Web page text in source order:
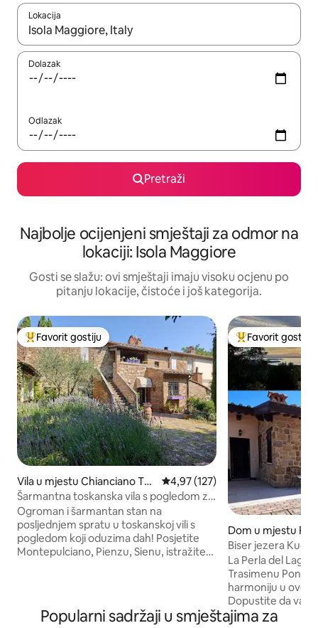
Lokacija
Kad rezultati budu dostupni, krećite se gore i dolje pomoću
Dolazak
Odlazak
Pretraži
Najbolje ocijenjeni smještaji za odmor na
lokaciji: Isola Maggiore
Gosti se slažu: ovi smještaji imaju visoku ocjenu po
pitanju lokacije, čistoće i još kategorija.
Glavni favorit gostiju
Favorit gostiju
Vila u mjestu Chianciano Ter
me
Prosječna ocjena: 4,97 od 5,
4,97 (127)
Šarmantna toskanska vila s pogledom za
porodicu i prijatelje
Ogroman i šarmantan stan na
posljednjem spratu u toskanskoj vili s
pogledom koji oduzima dah! Posjetite
Montepulciano, Pienzu, Sienu, istražite
kvaliteta i kupatilom sa spojenim
Glavni favorit
Favorit gostiju
Dom u mjestu
Biser jezera Kuća
Trasimeno
La Perla del
Trasimenu ​Ponovo otkrijte svoju
harmoniju u ovoj
Dopustite da vas
pogled i zalasci
Popularni sadržaji u smještajima za